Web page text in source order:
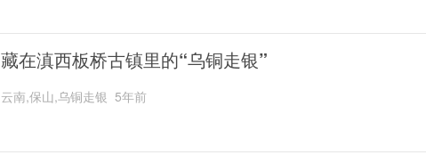
藏在滇西板桥古镇里的“乌铜走银”
云南,保山,乌铜走银 5年前